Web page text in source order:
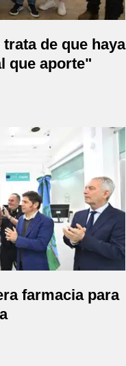
de que haya
que aporte"
farmacia para